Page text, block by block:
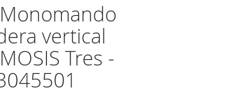
vertical
Tres -